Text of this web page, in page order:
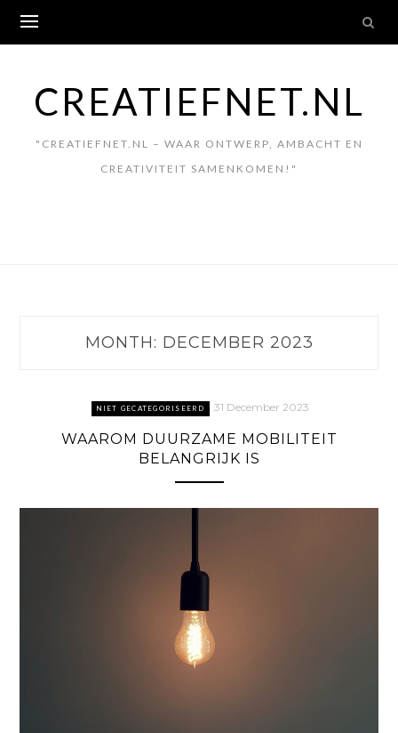
content
CREATIEFNET.NL
"CREATIEFNET.NL – WAAR ONTWERP, AMBACHT EN
CREATIVITEIT SAMENKOMEN!"
MONTH: DECEMBER 2023
NIET GECATEGORISEERD 31 December 2023
WAAROM DUURZAME MOBILITEIT
BELANGRIJK IS